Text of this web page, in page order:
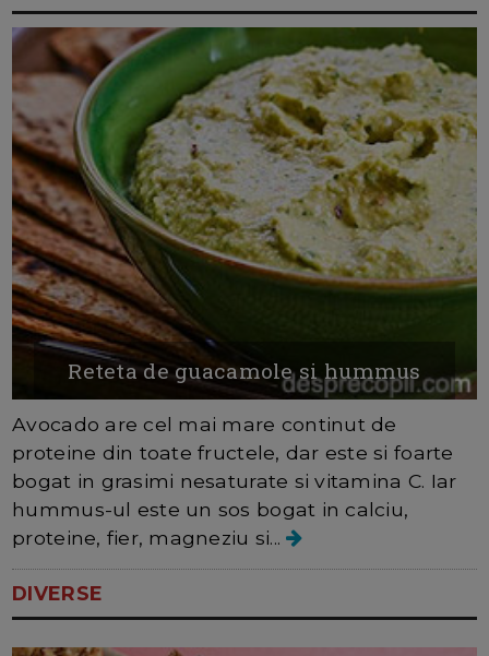
Reteta de guacamole si hummus
Avocado are cel mai mare continut de
proteine din toate fructele, dar este si foarte
bogat in grasimi nesaturate si vitamina C. Iar
hummus-ul este un sos bogat in calciu,
proteine, fier, magneziu si...
DIVERSE